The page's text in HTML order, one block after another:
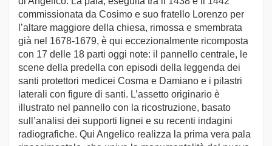
commissionata da Cosimo e suo fratello Lorenzo per
l’altare maggiore della chiesa, rimossa e smembrata
già nel 1678-1679, è qui eccezionalmente ricomposta
con 17 delle 18 parti oggi note: il pannello centrale, le
scene della predella con episodi della leggenda dei
santi protettori medicei Cosma e Damiano e i pilastri
laterali con figure di santi. L’assetto originario è
illustrato nel pannello con la ricostruzione, basato
sull’analisi dei supporti lignei e su recenti indagini
radiografiche. Qui Angelico realizza la prima vera pala